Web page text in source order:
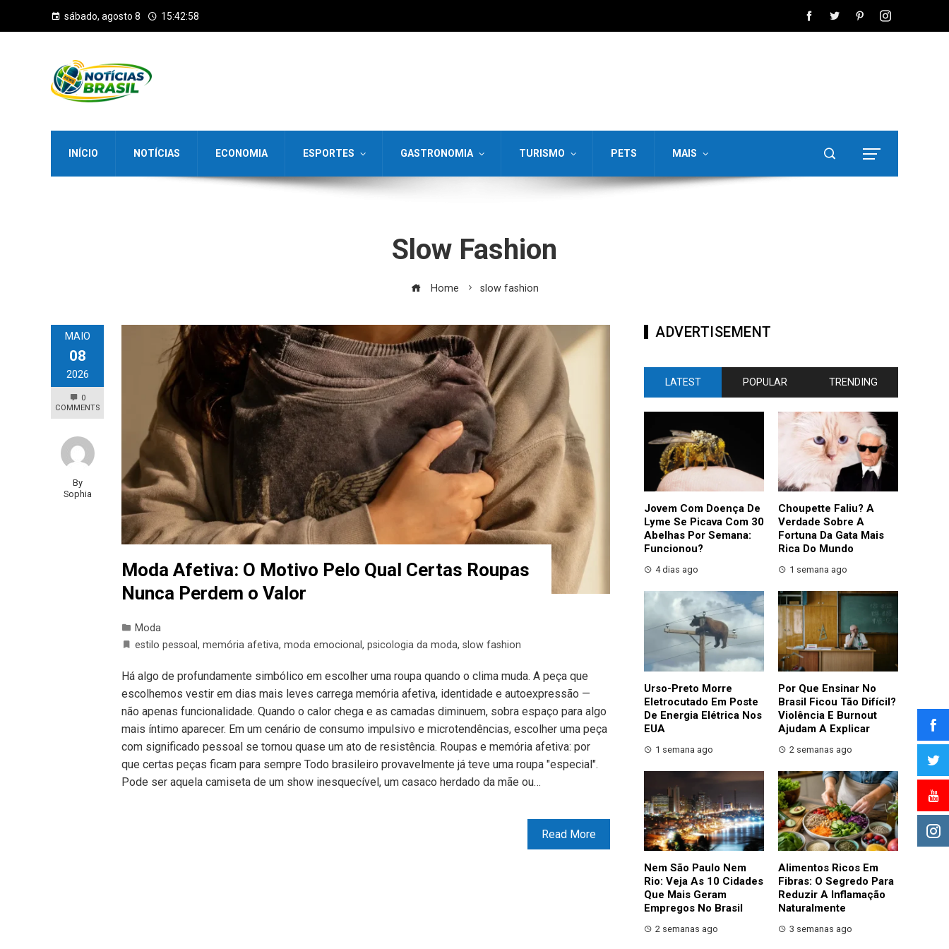
sábado, agosto 8 15:42:59
INÍCIO NOTÍCIAS ECONOMIA ESPORTES GASTRONOMIA TURISMO PETS MAIS
Slow Fashion
Home slow fashion
MAIO
08
2026
0
COMMENTS
By
Sophia
Moda Afetiva: O Motivo Pelo Qual Certas Roupas
Nunca Perdem o Valor
Moda
estilo pessoal, memória afetiva, moda emocional, psicologia da moda, slow fashion
Há algo de profundamente simbólico em escolher uma roupa quando o clima muda. A peça que
escolhemos vestir em dias mais leves carrega memória afetiva, identidade e autoexpressão —
não apenas funcionalidade. Quando o calor chega e as camadas diminuem, sobra espaço para algo
mais íntimo aparecer. Em um cenário de consumo impulsivo e microtendências, escolher uma peça
com significado pessoal se tornou quase um ato de resistência. Roupas e memória afetiva: por
que certas peças ficam para sempre Todo brasileiro provavelmente já teve uma roupa "especial".
Pode ser aquela camiseta de um show inesquecível, um casaco herdado da mãe ou…
Read More
ADVERTISEMENT
LATEST POPULAR TRENDING
Jovem Com Doença De
Lyme Se Picava Com 30
Abelhas Por Semana:
Funcionou?
4 dias ago
Choupette Faliu? A
Verdade Sobre A
Fortuna Da Gata Mais
Rica Do Mundo
1 semana ago
Urso-Preto Morre
Eletrocutado Em Poste
De Energia Elétrica Nos
EUA
1 semana ago
Por Que Ensinar No
Brasil Ficou Tão Difícil?
Violência E Burnout
Ajudam A Explicar
2 semanas ago
Nem São Paulo Nem
Rio: Veja As 10 Cidades
Que Mais Geram
Empregos No Brasil
2 semanas ago
Alimentos Ricos Em
Fibras: O Segredo Para
Reduzir A Inflamação
Naturalmente
3 semanas ago